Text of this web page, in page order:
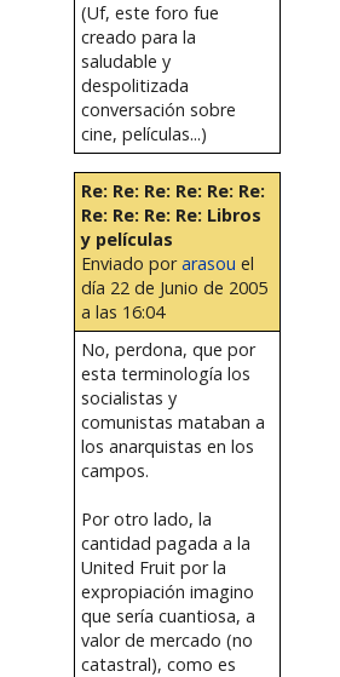
(Uf, este foro fue
creado para la
saludable y
despolitizada
conversación sobre
cine, películas...)
Re: Re: Re: Re: Re: Re:
Re: Re: Re: Re: Libros
y películas
Enviado porarasou el
día 22 de Junio de 2005
a las 16:04
No, perdona, que por
esta terminología los
socialistas y
comunistas mataban a
los anarquistas en los
campos.
Por otro lado, la
cantidad pagada a la
United Fruit por la
expropiación imagino
que sería cuantiosa, a
valor de mercado (no
catastral), como es